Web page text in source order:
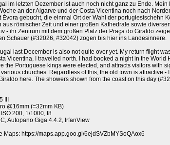
im letzten Dezember ist auch noch nicht ganz zu Ende.
an der Algarve und der Costa Vicentina noch nach
Évora gebucht, die einmal Ort der Wahl der portugiesischehn
aus römischer Zeit und einer großen Kathedrale sowie
- ihr Zentrum mit dem großen Platz der Praça do Giraldo
Schauer (#32026, #32042) zogen bis hier ins Landesinnere.
last December is also not quite over yet. My return flight
Vicentina, I travelled north. I had booked a night in the World
the Portuguese kings were elected, and attracts visitors with
churches. Regardless of this, the old town is attractive -
here. The showers shown from the coast on this day
@16mm (=32mm KB)
200, 1/1000, f8
Autopano Giga 4.4.2, IrfanView
Maps: https://maps.app.goo.gl/6ejdSVZbMYSoQAox6